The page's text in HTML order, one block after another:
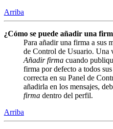
Arriba
¿Cómo se puede añadir una
Para añadir una firma a sus
de Control de Usuario. Una
Añadir firma cuando
firma por defecto a todos
correcta en su Panel de
añadirla en los mensajes,
firma dentro del perfil.
Arriba